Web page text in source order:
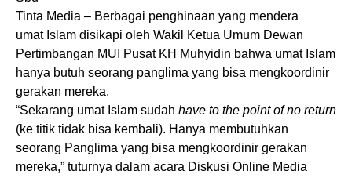
Tinta Media – Berbagai penghinaan yang mendera
umat Islam disikapi oleh Wakil Ketua Umum Dewan
Pertimbangan MUI Pusat KH Muhyidin bahwa umat Islam
hanya butuh seorang panglima yang bisa mengkoordinir
gerakan mereka.
“Sekarang umat Islam sudah have to the point of no return
(ke titik tidak bisa kembali). Hanya membutuhkan
seorang Panglima yang bisa mengkoordinir gerakan
mereka,” tuturnya dalam acara Diskusi Online Media